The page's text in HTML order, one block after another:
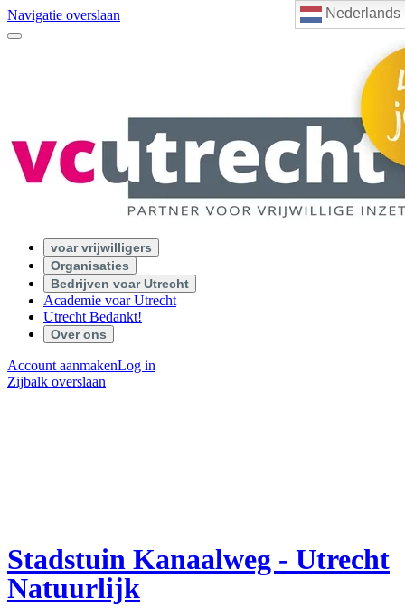
Nederlands
Navigatie overslaan
voar vrijwilligers
Organisaties
Bedrijven voar Utrecht
Academie voar Utrecht
Utrecht Bedankt!
Over ons
Account aanmakenLog in
Zijbalk overslaan
Stadstuin Kanaalweg - Utrecht
Natuurlijk